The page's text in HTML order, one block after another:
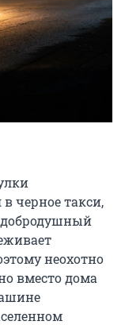
черное такси,
добродушный
неохотно
вместо дома